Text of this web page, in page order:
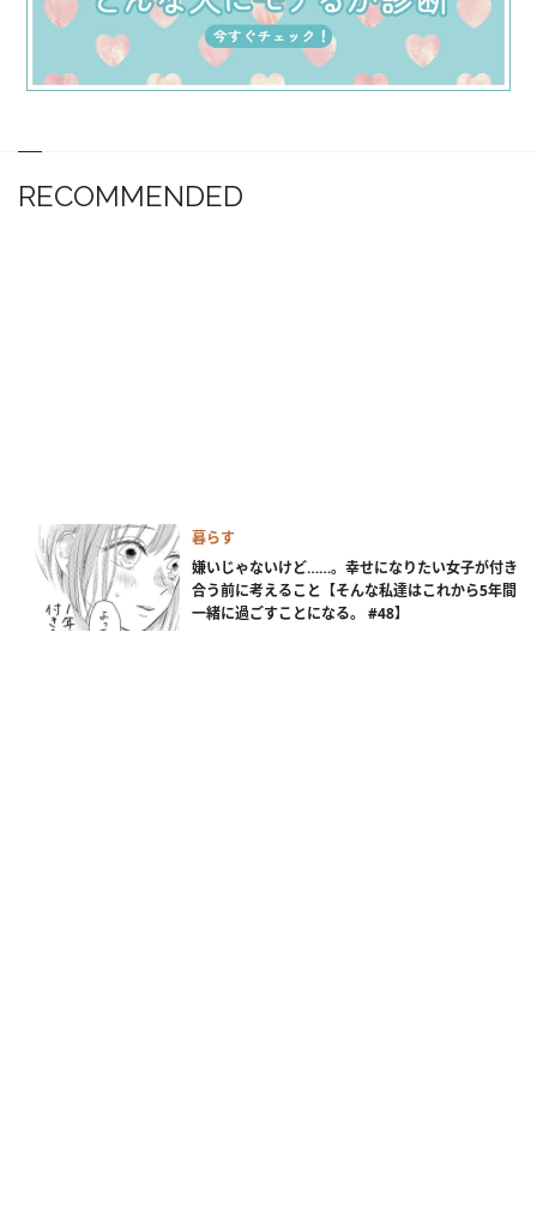
RECOMMENDED
暮らす
嫌いじゃないけど……。幸せになりたい女子が付き
合う前に考えること【そんな私達はこれから5年間
一緒に過ごすことになる。 #48】